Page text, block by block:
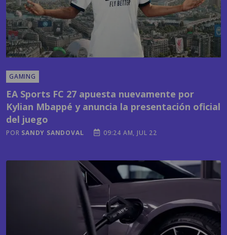
GAMING
Kylian Mbappé y anuncia la presentación oficial
del juego
PORSANDY SANDOVAL 09:24 AM, JUL 22